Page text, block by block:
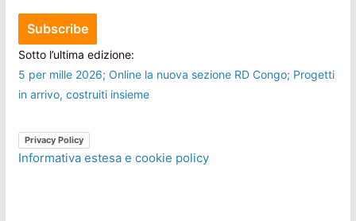
Sotto l’ultima edizione:
5 per mille 2026; Online la nuova sezione RD Congo; Progetti
in arrivo, costruiti insieme
Privacy Policy
Informativa estesa e cookie policy